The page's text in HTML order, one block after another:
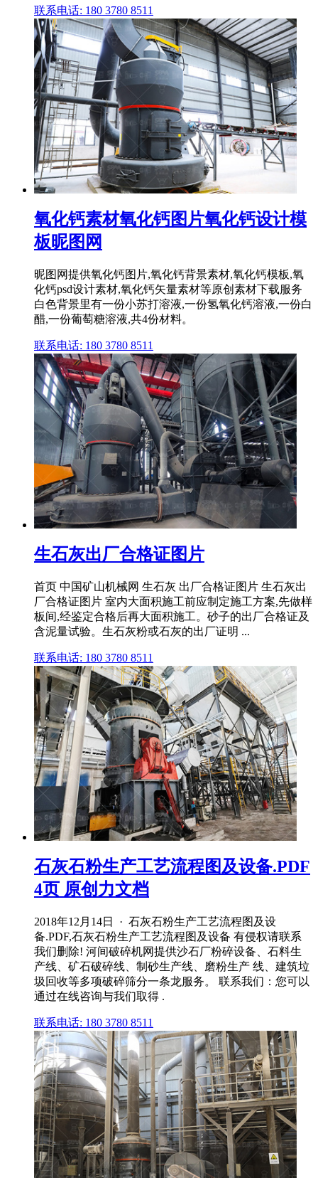
联系电话: 180 3780 8511
氧化钙素材氧化钙图片氧化钙设计模
板昵图网
昵图网提供氧化钙图片,氧化钙背景素材,氧化钙模板,氧
化钙psd设计素材,氧化钙矢量素材等原创素材下载服务
白色背景里有一份小苏打溶液,一份氢氧化钙溶液,一份白
醋,一份葡萄糖溶液,共4份材料。
联系电话: 180 3780 8511
生石灰出厂合格证图片
首页 中国矿山机械网 生石灰 出厂合格证图片 生石灰出
厂合格证图片 室内大面积施工前应制定施工方案,先做样
板间,经鉴定合格后再大面积施工。砂子的出厂合格证及
含泥量试验。生石灰粉或石灰的出厂证明 ...
联系电话: 180 3780 8511
石灰石粉生产工艺流程图及设备.PDF
4页 原创力文档
2018年12月14日 · 石灰石粉生产工艺流程图及设
备.PDF,石灰石粉生产工艺流程图及设备 有侵权请联系
我们删除! 河间破碎机网提供沙石厂粉碎设备、石料生
产线、矿石破碎线、制砂生产线、磨粉生产 线、建筑垃
圾回收等多项破碎筛分一条龙服务。 联系我们：您可以
通过在线咨询与我们取得 .
联系电话: 180 3780 8511